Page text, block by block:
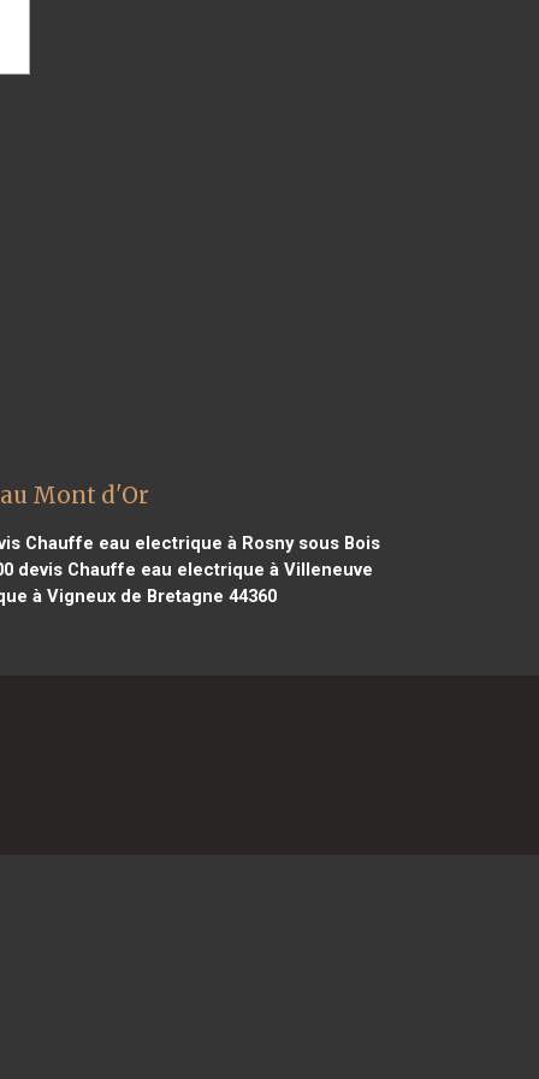
Mont d'Or
Chauffe eau electrique à Rosny sous Bois
devis Chauffe eau electrique à Villeneuve
à Vigneux de Bretagne 44360